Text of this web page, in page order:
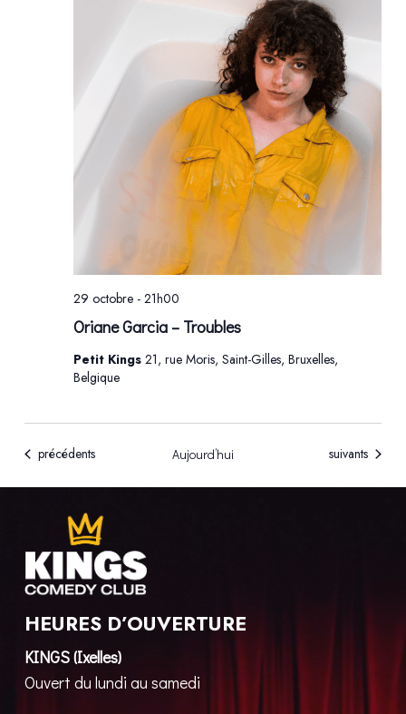
Oriane Garcia – Troubles
29 octobre - 21h00
Petit Kings 21, rue Moris, Saint-Gilles, Bruxelles,
Belgique
Évènements
précédents Aujourd’hui Évènements
suivants
HEURES D’OUVERTURE
KINGS (Ixelles)
Ouvert du lundi au samedi